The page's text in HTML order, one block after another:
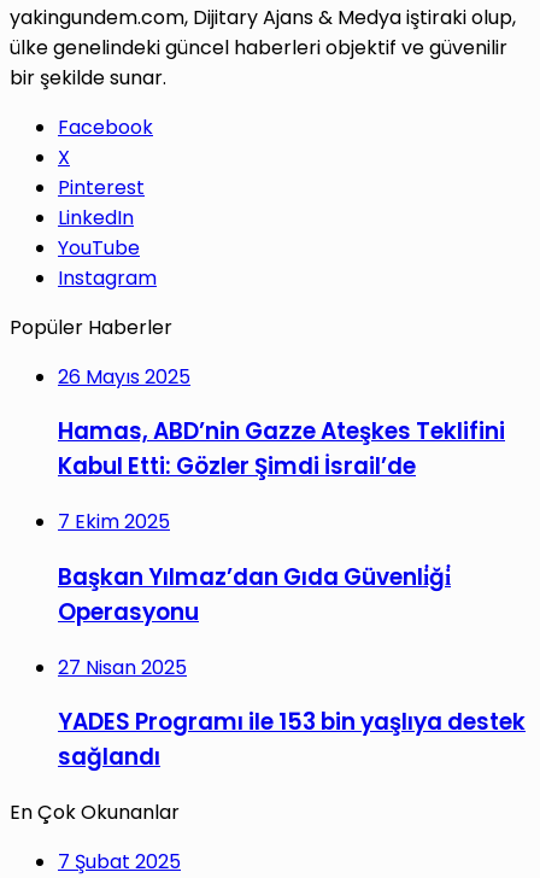
yakingundem.com, Dijitary Ajans & Medya iştiraki olup,
ülke genelindeki güncel haberleri objektif ve güvenilir
bir şekilde sunar.
Facebook
X
Pinterest
LinkedIn
YouTube
Instagram
Popüler Haberler
26 Mayıs 2025
Hamas, ABD’nin Gazze Ateşkes Teklifini
Kabul Etti: Gözler Şimdi İsrail’de
7 Ekim 2025
Başkan Yılmaz’dan Gıda Güvenli̇ği̇
Operasyonu
27 Nisan 2025
YADES Programı ile 153 bin yaşlıya destek
sağlandı
En Çok Okunanlar
7 Şubat 2025